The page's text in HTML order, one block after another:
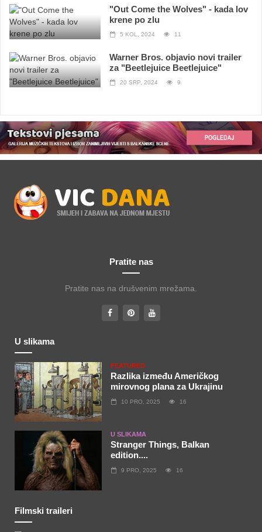
"Out Come the Wolves" - kada lov
krene po zlu
5 KOL, 2024 11
Warner Bros. objavio novi trailer
za "Beetlejuice Beetlejuice"
20 SRP, 2024 9
Pratite nas
Pratite nas na drušvenim mrežama.
U slikama
FEATURED
Razlika između Američkog
mirovnog plana za Ukrajinu
10 PRO, 2025 16
U SLIKAMA
Stranger Things, Balkan
edition....
9 PRO, 2025 16
Filmski traileri